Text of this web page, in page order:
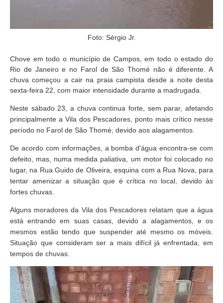
Foto: Sérgio Jr.
Chove em todo o município de Campos, em todo o estado do
Rio de Janeiro e no Farol de São Thomé não é diferente. A
chuva começou a cair na praia campista desde a noite desta
sexta-feira 22, com maior intensidade durante a madrugada.
Neste sábado 23, a chuva continua forte, sem parar, afetando
principalmente a Vila dos Pescadores, ponto mais crítico nesse
período no Farol de São Thomé, devido aos alagamentos.
De acordo com informações, a bomba d'água encontra-se com
defeito, mas, numa medida paliativa, um motor foi colocado no
lugar, na Rua Guido de Oliveira, esquina com a Rua Nova, para
tentar amenizar a situação que é crítica no local, devido às
fortes chuvas.
Alguns moradores da Vila dos Pescadores relatam que a água
está entrando em suas casas, devido a alagamentos, e os
mesmos estão tendo que suspender até mesmo os móveis.
Situação que consideram ser a mais difícil já enfrentada, em
tempos de chuvas.